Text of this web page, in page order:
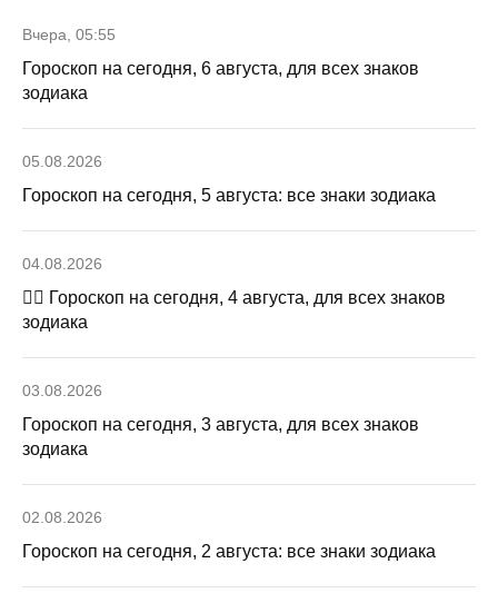
Вчера, 05:55
Гороскоп на сегодня, 6 августа, для всех знаков
зодиака
05.08.2026
Гороскоп на сегодня, 5 августа: все знаки зодиака
04.08.2026
🧙‍♀ Гороскоп на сегодня, 4 августа, для всех знаков
зодиака
03.08.2026
Гороскоп на сегодня, 3 августа, для всех знаков
зодиака
02.08.2026
Гороскоп на сегодня, 2 августа: все знаки зодиака